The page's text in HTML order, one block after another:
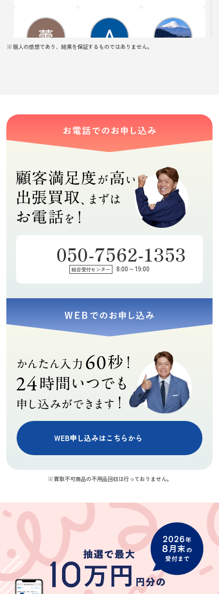
くださってあり
す。できるもの
できないものも
(Googleのクチコミか
09:06
0
明していただき
います！
ら引用)
16:15
形を買い取り依
もらいました
が、値段が付か
ですが、買い取
りしてもらえま
した。担当の方
もすごく良い感
じの方で、丁寧
にご説明して頂
いしようと思い
ます。
(Googleのクチコミか
19:33
1
たらりらりん
素早く丁寧で気
た。ありがとう
ございました！
17:55
1
momoe
★★★★★
訪問買取に来て
定士の豊富な知
てにおいて親切
気持ちの良いお
た。またご縁が
(Googleのクチコミか
2026年07月13日
19:04
1
まり
引っ越しで不用
いしました。期
限内に全て引き
て本当に助かり
ました。ありが
とうございまし
た。担当の方も
とても素敵な方
でまたお願いし
たいと思いま
2026年07月11日
10:52
1
川久保裕
★★★★
いただき、結果
にも満足してい
ます。ガラクタ
だと思っていた
モノも買取って
もらいました。
遅い時間までご
苦労さまでし
た。ありがと
(Googleのクチコミか
2026年07月08日
08:04
ky mur
★★★★★
具や家電につい
ださりとても助
かりましたあり
がとうございま
す
(Googleのクチコミか
2026年07月01日
10:54
1
にこちゃん
★★★★
を依頼したとこ
ろ、買取してい
ただけなかった
のが残念でした
が、ついでにバ
ッグやジュエリ
ーを査定してい
ただきました。
キャンペーン期
(Googleのクチコミか
ら引用)
2026年06月28日
20:13
1
個人の感想であり、結果を保証するものではありません。
050-7562-1353
総合受付センター 8:00～19:00
WEB申し込みはこちらから
買取不可商品の不用品回収は行っておりません。